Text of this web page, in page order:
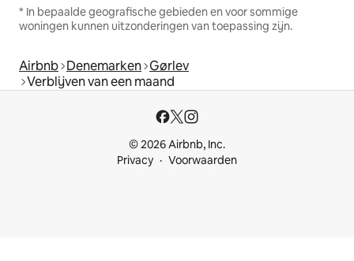
* In bepaalde geografische gebieden en voor sommige
woningen kunnen uitzonderingen van toepassing zijn.
Airbnb Denemarken Gørlev
Verblijven van een maand
© 2026 Airbnb, Inc.
Privacy
Voorwaarden